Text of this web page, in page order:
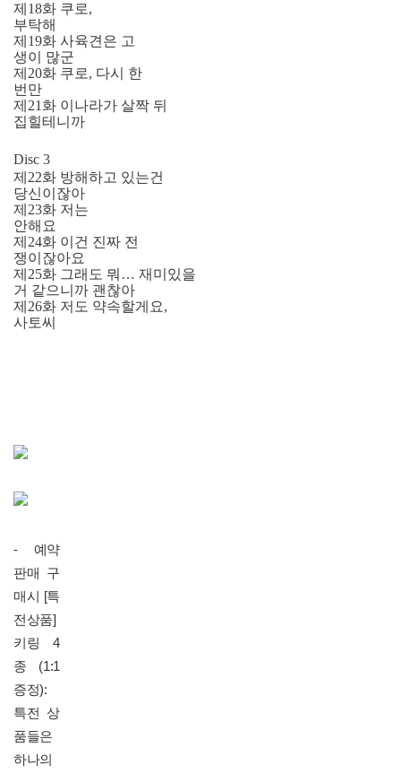
제18화 쿠로,
부탁해
제19화 사육견은 고
생이 많군
제20화 쿠로, 다시 한
번만
제21화 이나라가 살짝 뒤
집힐테니까
Disc 3
제22화 방해하고 있는건
당신이잖아
제23화 저는
안해요
제24화 이건 진짜 전
쟁이잖아요
제25화 그래도 뭐… 재미있을
거 같으니까 괜찮아
제26화 저도 약속할게요,
사토씨
- 예약
판매 구
매시 [특
전상품]
키링 4
종 (1:1
증정):
특전 상
품들은
하나의